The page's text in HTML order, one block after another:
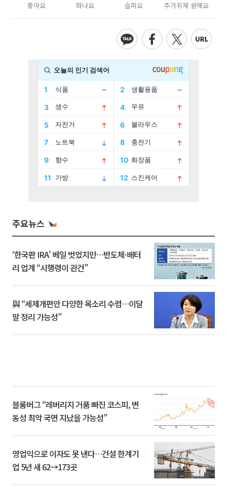
좋아요 화나요 슬퍼요 추가취재 원해요
주요뉴스
‘한국판 IRA’ 베일 벗었지만…반도체·배터
리 업계 “시행령이 관건”
與 “세제개편안 다양한 목소리 수렴…이달
말 정리 가능성”
블룸버그 “레버리지 거품 빠진 코스피, 변
동성 최악 국면 지났을 가능성”
영업익으로 이자도 못 낸다…건설 한계기
업 5년 새 62→173곳